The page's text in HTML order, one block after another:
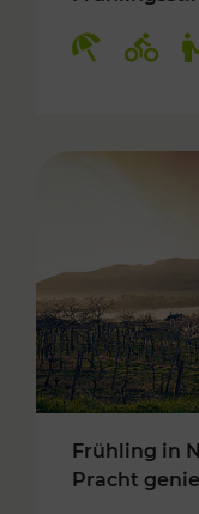
Frühling in
Pracht